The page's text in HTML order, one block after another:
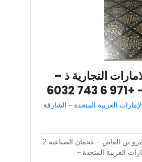
التجارية ذ –
6032
العربية المتحدة – الشارقة
62 ش عمرو بن العاص – عجمان الصناعية 2
العربية المتحدة –